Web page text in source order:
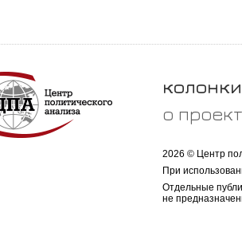
колонки
о
2026 © Центр
При
Отдельные
не